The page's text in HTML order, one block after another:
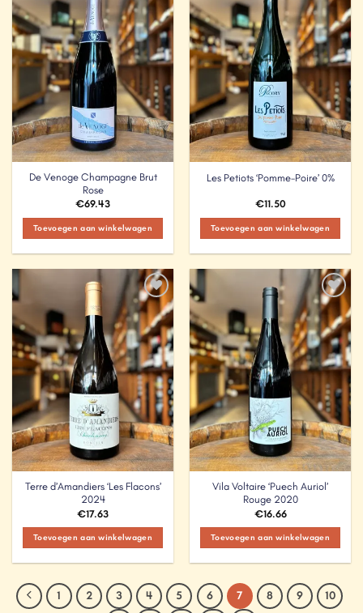
Wishlist
De Venoge Champagne Brut
Rose
€69.43
Toevoegen aan winkelwagen
Wishlist
Les Petiots ‘Pomme-Poire’ 0%
€11.50
Toevoegen aan winkelwagen
Add to
Wishlist
Terre d’Amandiers ‘Les Flacons’
2024
€17.63
Toevoegen aan winkelwagen
Add to
Wishlist
Vila Voltaire ‘Puech Auriol’
Rouge 2020
€16.66
Toevoegen aan winkelwagen
1 2 3 4 5 6 7 8 9 10